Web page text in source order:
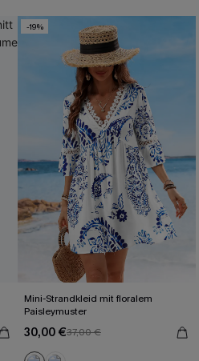
-19%
Mini-Strandkleid mit floralem
Paisleymuster
30,00 €37,00 €